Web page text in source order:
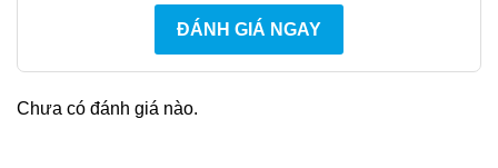
ĐÁNH GIÁ NGAY
Chưa có đánh giá nào.